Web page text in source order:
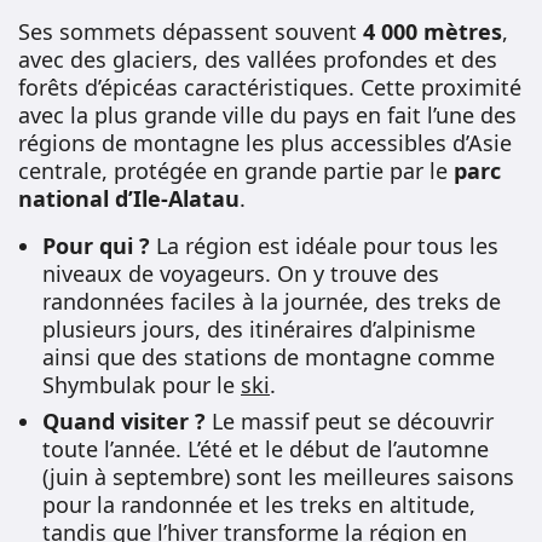
Ses sommets dépassent souvent 4 000 mètres,
avec des glaciers, des vallées profondes et des
forêts d’épicéas caractéristiques. Cette proximité
avec la plus grande ville du pays en fait l’une des
régions de montagne les plus accessibles d’Asie
centrale, protégée en grande partie par le parc
national d’Ile-Alatau.
Pour qui ? La région est idéale pour tous les
niveaux de voyageurs. On y trouve des
randonnées faciles à la journée, des treks de
plusieurs jours, des itinéraires d’alpinisme
ainsi que des stations de montagne comme
Shymbulak pour le ski.
Quand visiter ? Le massif peut se découvrir
toute l’année. L’été et le début de l’automne
(juin à septembre) sont les meilleures saisons
pour la randonnée et les treks en altitude,
tandis que l’hiver transforme la région en